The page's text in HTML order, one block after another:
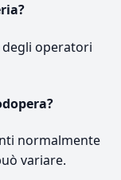
degli operatori
normalmente
variare.